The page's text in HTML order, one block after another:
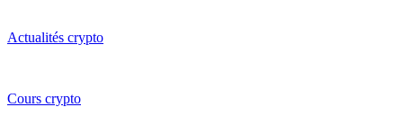
Actualités crypto
Cours crypto